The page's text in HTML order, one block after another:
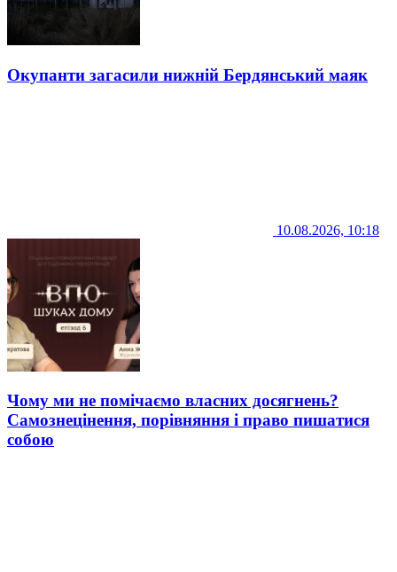
Окупанти загасили нижній Бердянський маяк
10.08.2026, 10:18
Чому ми не помічаємо власних досягнень?
Самознецінення, порівняння і право пишатися
собою